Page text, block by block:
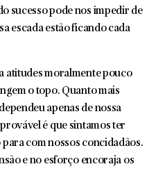
sucesso pode nos impedir de
escada estão ficando cada
atitudes moralmente pouco
o topo. Quanto mais
apenas de nossa
é que sintamos ter
com nossos concidadãos.
e no esforço encoraja os